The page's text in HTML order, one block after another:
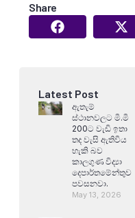
Share
Latest Post
ඇතැම්
ස්ථානවලට මි.මි
200ට වැඩි ඉතා
තද වැසි ඇතිවිය
හැකි බව
කාලගුණ විද්‍යා
දෙපාර්තමේන්තුව
පවසනවා.
May 13, 2026